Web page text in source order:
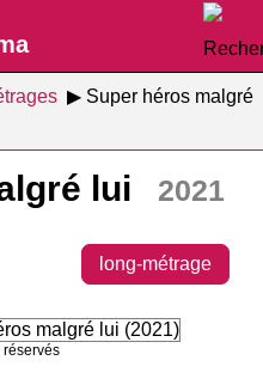
Super héros malgré
lui 2021
long-métrage